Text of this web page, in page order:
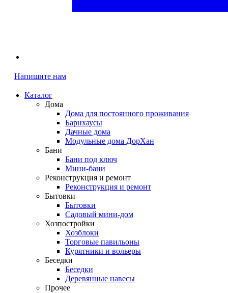
Напишите нам
Каталог
Дома
Дома для постоянного проживания
Барнхаусы
Дачные дома
Модульные дома ДорХан
Бани
Бани под ключ
Мини-бани
Реконструкция и ремонт
Реконструкция и ремонт
Бытовки
Бытовки
Садовый мини-дом
Хозпостройки
Хозблоки
Торговые павильоны
Курятники и вольеры
Беседки
Беседки
Деревянные навесы
Прочее